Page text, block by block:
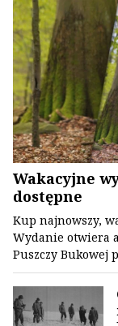
Wakacyjne
dostępne
Kup najnowszy,
Wydanie otwiera
Puszczy Bukowej